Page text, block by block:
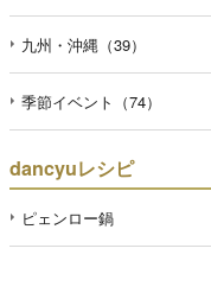
九州・沖縄（39）
季節イベント（74）
dancyuレシピ
ピェンロー鍋